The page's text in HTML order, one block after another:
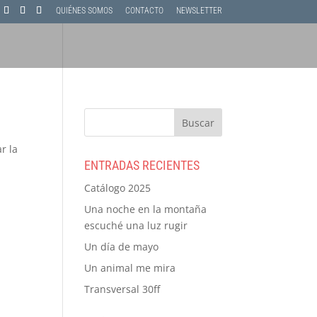
QUIÉNES SOMOS CONTACTO NEWSLETTER
la
ENTRADAS RECIENTES
Catálogo 2025
Una noche en la montaña
escuché una luz rugir
Un día de mayo
Un animal me mira
Transversal 30ff